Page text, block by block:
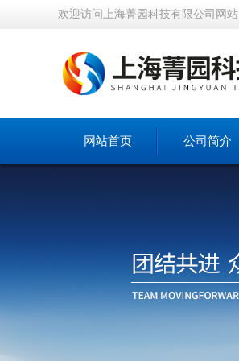
欢迎访问上海菁园科技有限公司网站
网站首页 公司简介